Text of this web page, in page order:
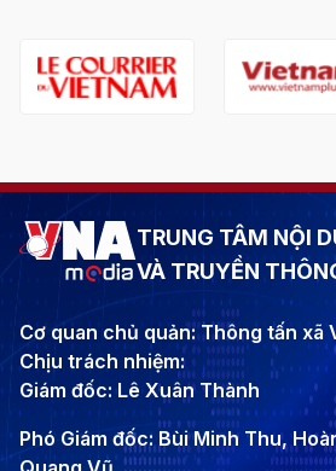
TRUNG TÂM NỘI
VÀ TRUYỀN
Cơ quan chủ quản: Thông tấn xã
Chịu trách nhiệm:
Giám đốc: Lê Xuân Thành
Phó Giám đốc: Bùi Minh Thu,